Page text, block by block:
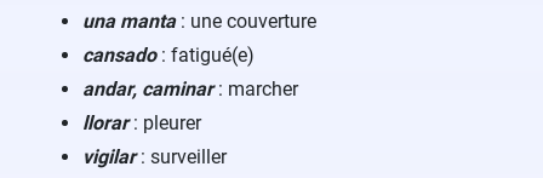
una manta: une couverture
cansado : fatigué(e)
andar, caminar: marcher
llorar: pleurer
vigilar : surveiller